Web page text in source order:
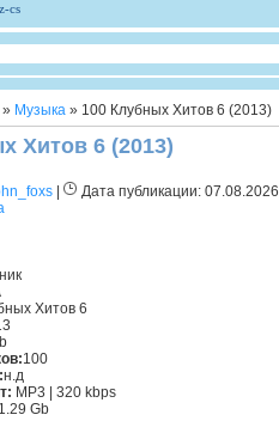
cs
» Музыка » 100 Клубных Хитов 6 (2013)
Хитов 6 (2013)
Дата публикации: 07.08.2026
Хитов 6
100
н.д
MP3 | 320 kbps
1.29 Gb